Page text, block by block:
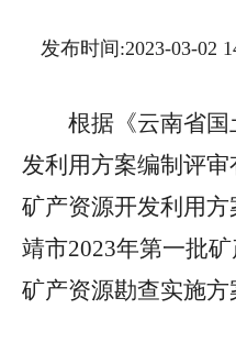
发布时间:2023-03-
根据《云南省
发利用方案编制评
矿产资源开发利用
靖市2023年第一批
矿产资源勘查实施方